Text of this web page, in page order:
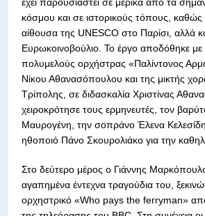
έχει παρουσιαστεί σε μερικά από τα
κόσμου και σε ιστορικούς τόπους, καθώς
αίθουσα της UNESCO στο Παρίσι, αλλά
Ευρωκοινοβούλιο. Το έργο αποδόθηκε με
πολυμελούς ορχήστρας «Παλίντονος
Νίκου Αθανασόπουλου και της μικτής
Τρίπολης, σε διδασκαλία Χριστίνας
χειροκρότησε τους ερμηνευτές, τον
Μαυρογένη, την σοπράνο Έλενα
ηθοποιό Πάνο Σκουρολιάκο για την
Στο δεύτερο μέρος ο Γιάννης
αγαπημένα έντεχνα τραγούδια του,
ορχηστρικό «Who pays the ferryman»